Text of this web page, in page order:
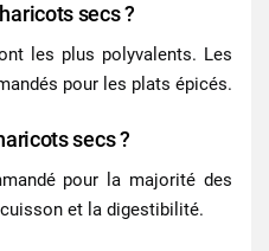
secs ?
les plus polyvalents. Les
pour les plats épicés.
secs ?
pour la majorité des
et la digestibilité.